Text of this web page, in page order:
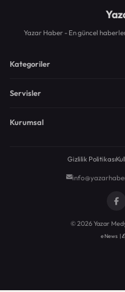
Yazar Haber - En güncel
Kategoriler
Servisler
Kurumsal
Gizlilik Politikası
© 2026 Yazar
eNews |